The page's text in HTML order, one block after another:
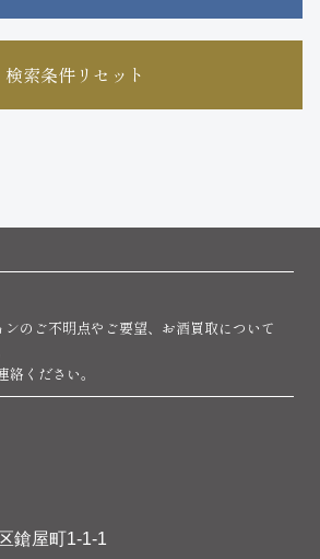
検索条件リセット
のご不明点やご要望、お酒買取について
絡ください。
鎗屋町1-1-1